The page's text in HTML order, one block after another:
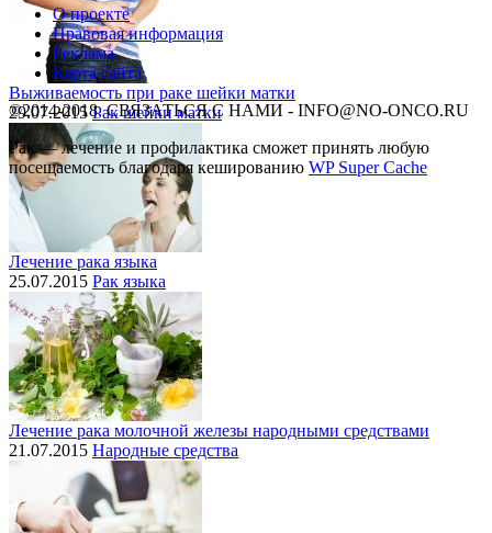
Выживаемость при раке шейки матки
29.07.2015 Рак шейки матки
Лечение рака языка
25.07.2015 Рак языка
Лечение рака молочной железы народными средствами
21.07.2015 Народные средства
О проекте
Правовая информация
Реклама
Карта сайта
©2014-2018, СВЯЗАТЬСЯ С НАМИ - INFO@NO-ONCO.RU
Рак — лечение и профилактика cможет принять любую
посещаемость благодаря кешированию WP Super Cache